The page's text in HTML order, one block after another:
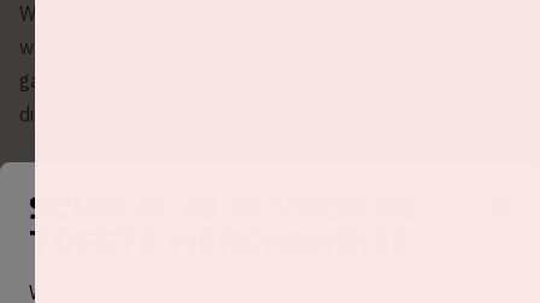
Wereldvoedselprogramma van de Verenigde Naties,
waar hij ambassadeur van is. Voor elk verkocht ticket
gaat €1 naar het XO Humanitarian Fund, een organisatie
die geld inzamelt voor de wereldwijde hongercrisis.
Schrijf je in voor de
tofste merchandise
Wil je het risico niet lopen dat jouw favoriete merch